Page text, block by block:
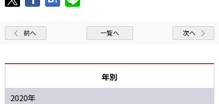
前へ 一覧へ 次へ
年別
2020年